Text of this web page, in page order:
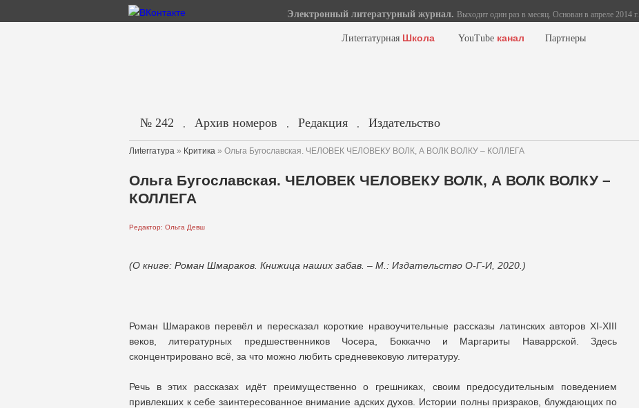
Электронный литературный журнал. Выходит один раз в месяц. Основан в апреле 2014 г.
Лиterraтурная Школа YouTube канал Партнеры
№ 242 . Архив номеров . Редакция . Издательство
Лиterraтура » Критика » Ольга Бугославская. ЧЕЛОВЕК ЧЕЛОВЕКУ ВОЛК, А ВОЛК ВОЛКУ – КОЛЛЕГА
Ольга Бугославская. ЧЕЛОВЕК ЧЕЛОВЕКУ ВОЛК, А ВОЛК ВОЛКУ –
КОЛЛЕГА
Редактор: Ольга Девш
(О книге: Роман Шмараков. Книжица наших забав. – М.: Издательство О-Г-И, 2020.)
Роман Шмараков перевёл и пересказал короткие нравоучительные рассказы латинских авторов XI-XIII
веков, литературных предшественников Чосера, Боккаччо и Маргариты Наваррской. Здесь
сконцентрировано всё, за что можно любить средневековую литературу.
Речь в этих рассказах идёт преимущественно о грешниках, своим предосудительным поведением
привлекших к себе заинтересованное внимание адских духов. Истории полны призраков, блуждающих по